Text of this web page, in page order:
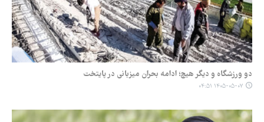
دو ورزشگاه و دیگر هیچ؛ ادامه بحران میزبانی در پایتخت
۱۴۰۵-۰۵-۰۷ ۰۴:۵۱